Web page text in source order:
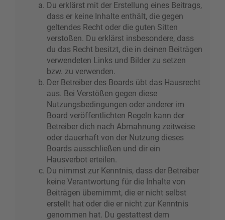
Du erklärst mit der Erstellung eines Beitrags,
dass er keine Inhalte enthält, die gegen
geltendes Recht oder die guten Sitten
verstoßen. Du erklärst insbesondere, dass
du das Recht besitzt, die in deinen Beiträgen
verwendeten Links und Bilder zu setzen
bzw. zu verwenden.
Der Betreiber des Boards übt das Hausrecht
aus. Bei Verstößen gegen diese
Nutzungsbedingungen oder anderer im
Board veröffentlichten Regeln kann der
Betreiber dich nach Abmahnung zeitweise
oder dauerhaft von der Nutzung dieses
Boards ausschließen und dir ein
Hausverbot erteilen.
Du nimmst zur Kenntnis, dass der Betreiber
keine Verantwortung für die Inhalte von
Beiträgen übernimmt, die er nicht selbst
erstellt hat oder die er nicht zur Kenntnis
genommen hat. Du gestattest dem